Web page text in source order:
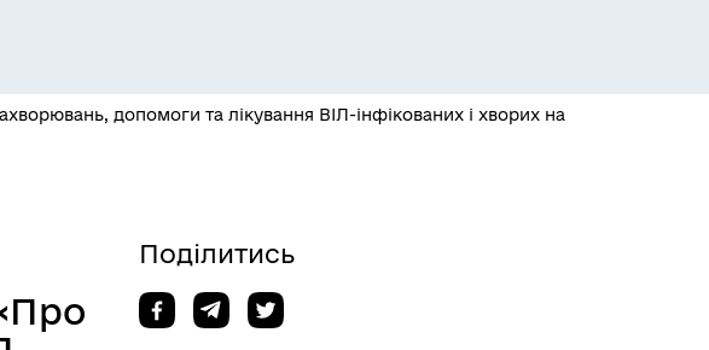
ЗАПОРІЖЖЯ ЕКОЛОГІЯ
допомоги та лікування ВІЛ-інфікованих і хворих на
Поділитись